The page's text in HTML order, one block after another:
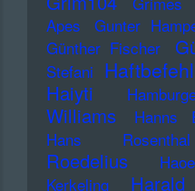
Apes
Gunter
Günther Fischer
Stefani Haftbefehl
Haiyti
Williams
Hanns
Hans Rosenthal
Roedelius
Kerkeling